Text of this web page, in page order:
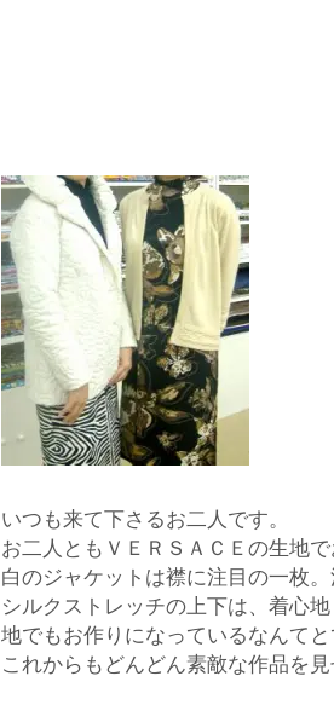
生
地
店
輸
入
いつも来て下さるお二人です。
お二人ともＶＥＲＳＡＣＥの生地で
白のジャケットは襟に注目の一枚
シルクストレッチの上下は、着心
地でもお作りになっているなんてと
これからもどんどん素敵な作品を見